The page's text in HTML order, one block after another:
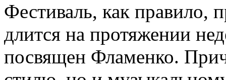
Фестиваль, как правило,
длится на протяжении
посвящен Фламенко.